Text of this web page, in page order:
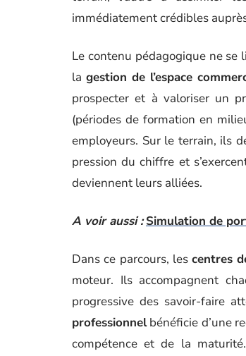
immédiatement crédibles
Le contenu pédagogique ne se
la gestion de l’espace
prospecter et à valoriser un
(périodes de formation en
employeurs. Sur le terrain, ils
pression du chiffre et
deviennent leurs alliées.
A voir aussi : Simulation de
Dans ce parcours, lescentres
moteur. Ils accompagnent
progressive des savoir-faire
professionnelbénéficie d’une
compétence et de la